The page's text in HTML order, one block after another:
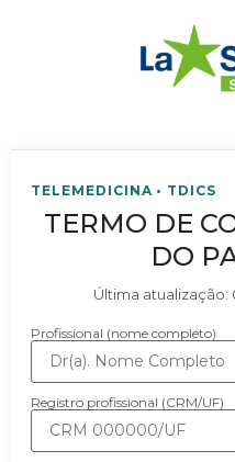
TELEMEDICINA • TDICS
TERMO DE
DO
Última atualização:
Profissional (nome completo)
Registro profissional (CRM/UF)